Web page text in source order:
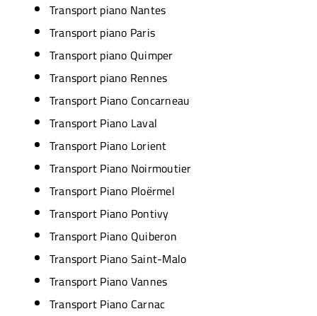
Transport piano Nantes
Transport piano Paris
Transport piano Quimper
Transport piano Rennes
Transport Piano Concarneau
Transport Piano Laval
Transport Piano Lorient
Transport Piano Noirmoutier
Transport Piano Ploërmel
Transport Piano Pontivy
Transport Piano Quiberon
Transport Piano Saint-Malo
Transport Piano Vannes
Transport Piano Carnac